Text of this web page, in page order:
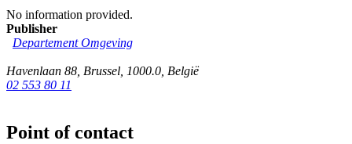
No information provided.
Publisher
Departement Omgeving
Havenlaan 88, Brussel, 1000.0, België
02 553 80 11
Point of contact